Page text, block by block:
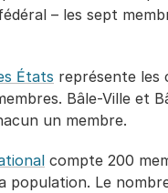
– les sept
États représente les
Bâle-Ville et
un membre.
compte 200
population. Le